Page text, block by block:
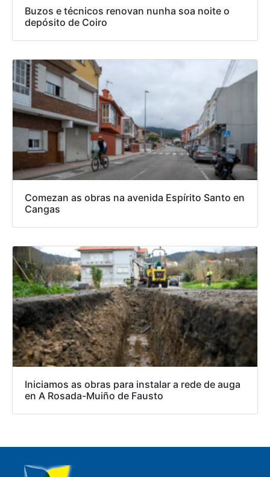
Buzos e técnicos renovan nunha soa noite o
depósito de Coiro
Comezan as obras na avenida Espírito Santo en
Cangas
Iniciamos as obras para instalar a rede de auga
en A Rosada-Muiño de Fausto